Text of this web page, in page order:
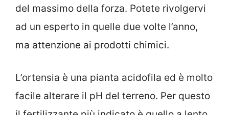
del massimo della forza. Potete rivolgervi
ad un esperto in quelle due volte l’anno,
ma attenzione ai prodotti chimici.
L’ortensia è una pianta acidofila ed è molto
facile alterare il pH del terreno. Per questo